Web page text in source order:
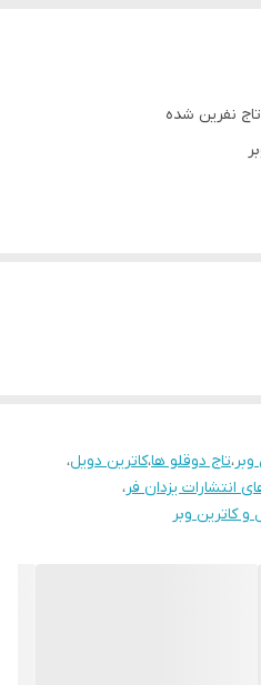
نفرین شده
وبر،تاج دوقلو ها،کاترین دویل،
انتشارات یزدان فر،
کاترین وبر